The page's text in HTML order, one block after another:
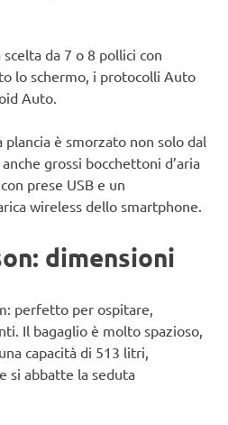
da 7 o 8 pollici con
lo schermo, i protocolli Auto
Auto.
plancia è smorzato non solo dal
grossi bocchettoni d’aria
prese USB e un
wireless dello smartphone.
dimensioni
perfetto per ospitare,
Il bagaglio è molto spazioso,
capacità di 513 litri,
si abbatte la seduta